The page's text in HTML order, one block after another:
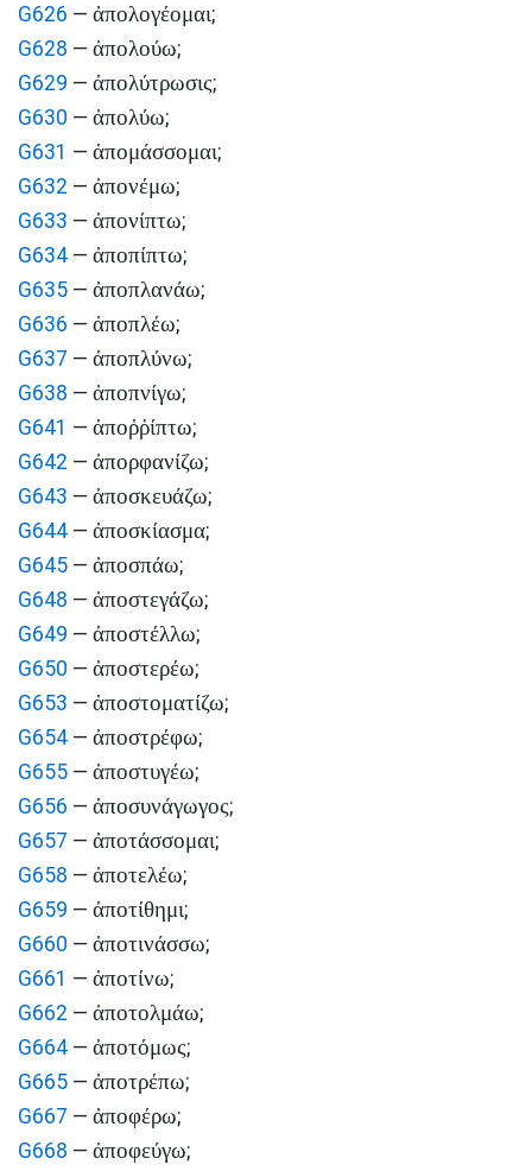
G626 — ἀπολογέομαι;
G628 — ἀπολούω;
G629 — ἀπολύτρωσις;
G630 — ἀπολύω;
G631 — ἀπομάσσομαι;
G632 — ἀπονέμω;
G633 — ἀπονίπτω;
G634 — ἀποπίπτω;
G635 — ἀποπλανάω;
G636 — ἀποπλέω;
G637 — ἀποπλύνω;
G638 — ἀποπνίγω;
G641 — ἀποῤῥίπτω;
G642 — ἀπορφανίζω;
G643 — ἀποσκευάζω;
G644 — ἀποσκίασμα;
G645 — ἀποσπάω;
G648 — ἀποστεγάζω;
G649 — ἀποστέλλω;
G650 — ἀποστερέω;
G653 — ἀποστοματίζω;
G654 — ἀποστρέφω;
G655 — ἀποστυγέω;
G656 — ἀποσυνάγωγος;
G657 — ἀποτάσσομαι;
G658 — ἀποτελέω;
G659 — ἀποτίθημι;
G660 — ἀποτινάσσω;
G661 — ἀποτίνω;
G662 — ἀποτολμάω;
G664 — ἀποτόμως;
G665 — ἀποτρέπω;
G667 — ἀποφέρω;
G668 — ἀποφεύγω;